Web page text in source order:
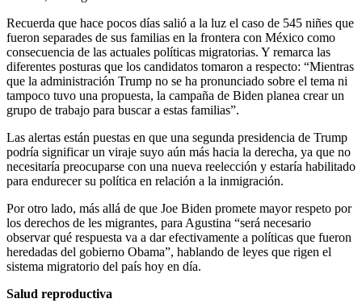
Recuerda que hace pocos días salió a la luz el caso de 545 niñes que
fueron separades de sus familias en la frontera con México como
consecuencia de las actuales políticas migratorias. Y remarca las
diferentes posturas que los candidatos tomaron a respecto: “Mientras
que la administración Trump no se ha pronunciado sobre el tema ni
tampoco tuvo una propuesta, la campaña de Biden planea crear un
grupo de trabajo para buscar a estas familias”.
Las alertas están puestas en que una segunda presidencia de Trump
podría significar un viraje suyo aún más hacia la derecha, ya que no
necesitaría preocuparse con una nueva reelección y estaría habilitado
para endurecer su política en relación a la inmigración.
Por otro lado, más allá de que Joe Biden promete mayor respeto por
los derechos de les migrantes, para Agustina “será necesario
observar qué respuesta va a dar efectivamente a políticas que fueron
heredadas del gobierno Obama”, hablando de leyes que rigen el
sistema migratorio del país hoy en día.
Salud reproductiva